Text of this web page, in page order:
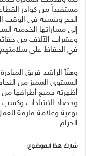
مستفيداً من كوادر
الحج وبنسبة في الوقت
وعشرات الآلاف من
في الحفاظ على
وهنّأ الراشد فريق
المستوى المميز من
أظهرته جميع أطرافها من
وحصاد الإشادات وكسب
نوعية وعلامة فارقة
الحرام.
شارك هذا الموضوع: